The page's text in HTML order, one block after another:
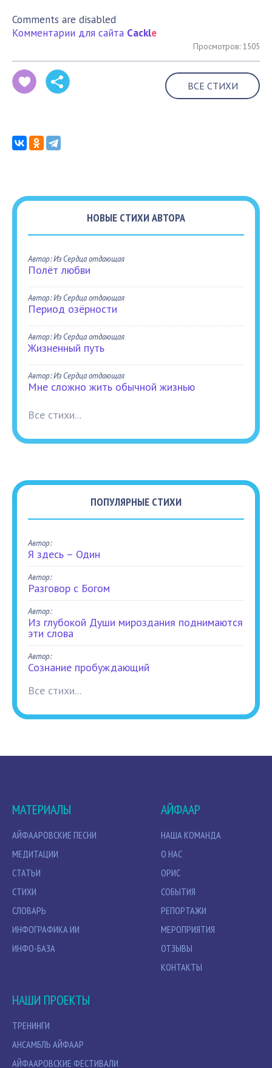
Comments are disabled
Комментарии для сайта Cackle
Просмотров: 1505
ВСЕ СТИХИ
НОВЫЕ СТИХИ АВТОРА
Автор: Из Сердца отдающая
Полёт любви
Автор: Из Сердца отдающая
Период озёрности
Автор: Из Сердца отдающая
Жизненный путь
Автор: Из Сердца отдающая
Мне сложно жить обычной жизнью
Все стихи...
ПОПУЛЯРНЫЕ СТИХИ
Автор:
Я здесь – Один
Автор:
Разговор с Богом
Автор:
Из глубокой Души мироздания поднимаются
эти слова
Автор:
Сознание пробуждающий
Все стихи...
МАТЕРИАЛЫ
АЙФААРОВСКИЕ ПЕСНИ
МЕДИТАЦИИ
СТАТЬИ
СТИХИ
СЛОВАРЬ
ИНФОГРАФИКА ИИ
ИНФО-БАЗА
АЙФААР
НАША КОМАНДА
О НАС
ОРИС
СОБЫТИЯ
РЕПОРТАЖИ
МЕРОПРИЯТИЯ
ОТЗЫВЫ
КОНТАКТЫ
НАШИ ПРОЕКТЫ
ТРЕНИНГИ
АНСАМБЛЬ АЙФААР
АЙФААРОВСКИЕ ФЕСТИВАЛИ